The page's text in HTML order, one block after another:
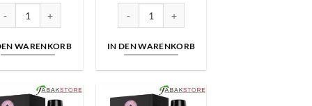
WARENKORB IN DEN WARENKORB